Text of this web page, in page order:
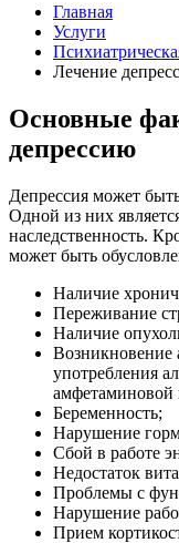
Главная
Услуги
Лечение
Основные
депрессию
Депрессия может
Одной из них
наследственность.
может быть
Наличие
Переживание
Наличие
Возникновение
употребления
амфетаминовой
Беременность;
Нарушение
Сбой в работе
Недостаток
Проблемы с
Нарушение
Прием